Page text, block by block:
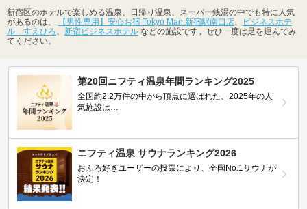
新宿区のホテルで楽しめる温泉、日帰り温泉、スーパー銭湯の中でも特に人気
があるのは、
【男性専用】安心お宿 Tokyo Man 新宿駅南口店、
ビジネスホテ
ル すえひろ、 新宿ビジネスホテル などの施設です。ぜひ一度は足を運んでみ
てください。
第20回ニフティ温泉年間ランキング2025
全国約2.2万件の中から頂点に選ばれた、2025年の人
気施設は…
ニフティ温泉 サウナランキング2026
おふろ好きユーザーの投票により、全国No.1サウナが
決定！